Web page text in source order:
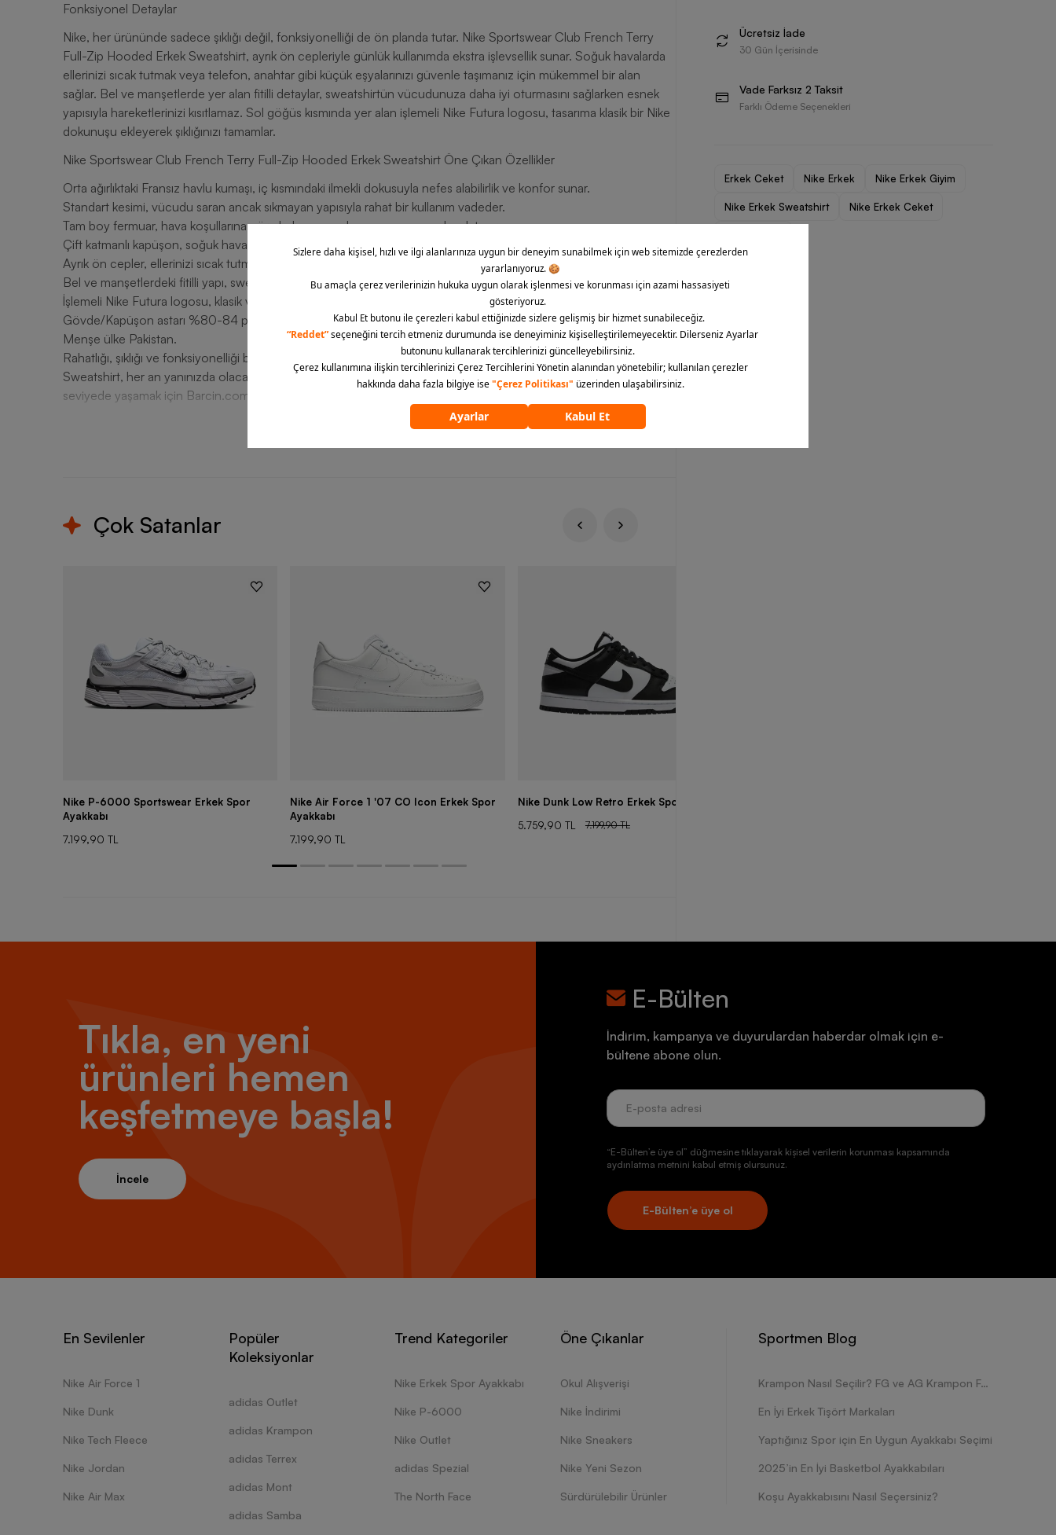
Fonksiyonel Detaylar
Nike, her ürününde sadece şıklığı değil, fonksiyonelliği de ön planda tutar. Nike Sportswear Club French Terry
Full-Zip Hooded Erkek Sweatshirt, ayrık ön cepleriyle günlük kullanımda ekstra işlevsellik sunar. Soğuk havalarda
ellerinizi sıcak tutmak veya telefon, anahtar gibi küçük eşyalarınızı güvenle taşımanız için mükemmel bir alan
sağlar. Bel ve manşetlerde yer alan fitilli detaylar, sweatshirtün vücudunuza daha iyi oturmasını sağlarken esnek
yapısıyla hareketlerinizi kısıtlamaz. Sol göğüs kısmında yer alan işlemeli Nike Futura logosu, tasarıma klasik bir Nike
dokunuşu ekleyerek şıklığınızı tamamlar.
Nike Sportswear Club French Terry Full-Zip Hooded Erkek Sweatshirt Öne Çıkan Özellikler
Orta ağırlıktaki Fransız havlu kumaşı, iç kısmındaki ilmekli dokusuyla nefes alabilirlik ve konfor sunar.
Standart kesimi, vücudu saran ancak sıkmayan yapısıyla rahat bir kullanım vadeder.
Tam boy fermuar, hava koşullarına göre kolayca ayarlama yapmanıza olanak tanır.
Çift katmanlı kapüşon, soğuk havalarda ekstra sıcaklık sağlar.
Ayrık ön cepler, ellerinizi sıcak tutmanızı ve küçük eşyalarınızı taşımanızı mümkün kılar.
Bel ve manşetlerdeki fitilli yapı, sweatshirtün vücudunuza daha iyi oturmasını sağlar.
İşlemeli Nike Futura logosu, klasik ve şık bir görünüm sunar.
Gövde/Kapüşon astarı %80-84 pamuk, %16-20 polyesterdir.
Menşe ülke Pakistan.
Rahatlığı, şıklığı ve fonksiyonelliği bir arada sunan Nike Sportswear Club French Terry Full-Zip Hooded Erkek
Sweatshirt, her an yanınızda olacak mükemmel bir parçadır. Günlük stilinizi tamamlamak ve konforu en üst
seviyede yaşamak için Barcin.com ayrıcalıklarıyla Nike erkek giyim ürününü hemen sipariş verebilirsiniz!
Tümünü göster
Çok Satanlar
Nike P-6000 Sportswear Erkek Spor
Ayakkabı
7.199,90 TL
Nike Air Force 1 '07 CO Icon Erkek Spor
Ayakkabı
7.199,90 TL
Nike Dunk Low Retro Erkek Spor Ayakkabı
5.759,90 TL
7.199,90 TL
Ücretsiz İade
30 Gün İçerisinde
Vade Farksız 2 Taksit
Farklı Ödeme Seçenekleri
Erkek Ceket Nike Erkek Nike Erkek Giyim
Nike Erkek Sweatshirt Nike Erkek Ceket
Tıkla, en yeni
ürünleri hemen
keşfetmeye başla!
İncele
E-Bülten
İndirim, kampanya ve duyurulardan haberdar olmak için e-
bültene abone olun.
“E-Bülten’e üye ol” düğmesine tıklayarak kişisel verilerin korunması kapsamında
aydınlatma metnini kabul etmiş olursunuz.
E-Bülten’e üye ol
En Sevilenler
Nike Air Force 1
Nike Dunk
Nike Tech Fleece
Nike Jordan
Nike Air Max
Popüler
Koleksiyonlar
adidas Outlet
adidas Krampon
adidas Terrex
adidas Mont
adidas Samba
Trend Kategoriler
Nike Erkek Spor Ayakkabı
Nike P-6000
Nike Outlet
adidas Spezial
The North Face
Öne Çıkanlar
Okul Alışverişi
Nike İndirimi
Nike Sneakers
Nike Yeni Sezon
Sürdürülebilir Ürünler
Sportmen Blog
Krampon Nasıl Seçilir? FG ve AG Krampon Farkları Nelerdir?
En İyi Erkek Tişört Markaları
Yaptığınız Spor için En Uygun Ayakkabı Seçimi
2025’in En İyi Basketbol Ayakkabıları
Koşu Ayakkabısını Nasıl Seçersiniz?